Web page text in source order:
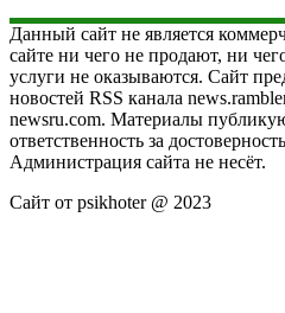
Данный сайт не является
сайте ни чего не продают, ни
услуги не оказываются. Сайт
новостей RSS канала
newsru.com. Материалы
ответственность за
Администрация сайта не несёт.
Сайт от psikhoter @ 2023